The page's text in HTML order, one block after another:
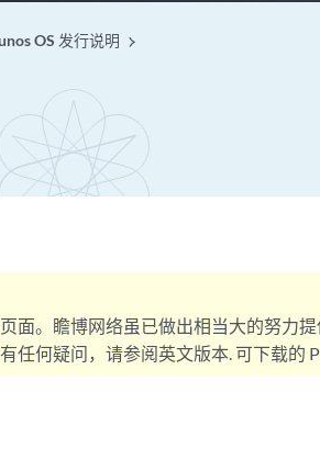
OS 发行说明
面。瞻博网络虽已做出相当大的努力
任何疑问，请参阅英文版本. 可下载的